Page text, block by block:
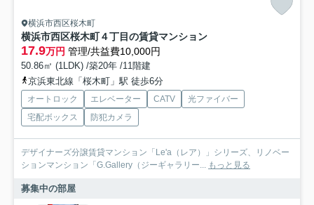
横浜市西区桜木町
横浜市西区桜木町４丁目の賃貸マンション
17.9万円 管理/共益費10,000円
50.86㎡ (1LDK) /築20年 /11階建
京浜東北線「桜木町」駅 徒歩6分
オートロック エレベーター CATV
光ファイバー
宅配ボックス
防犯カメラ
デザイナーズ分譲賃貸マンション「Le'a（レア）」シリーズ、リノベー
ションマンション「G.Gallery（ジーギャラリー... もっと見る
募集中の部屋